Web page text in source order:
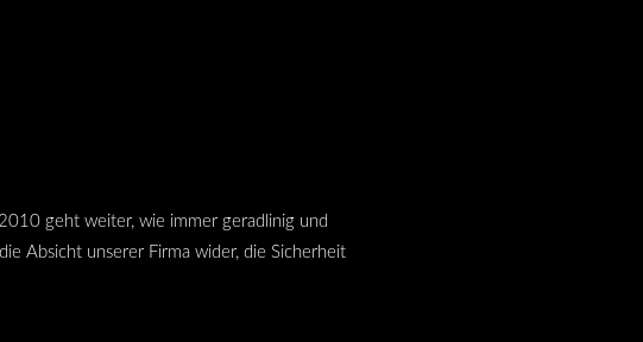
geht weiter, wie immer geradlinig und
Absicht unserer Firma wider, die Sicherheit